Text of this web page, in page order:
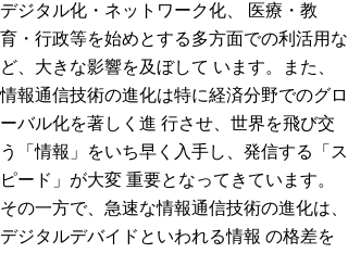
デジタル化・ネットワーク化、 医療・教
育・行政等を始めとする多方面での利活用な
ど、大きな影響を及ぼして います。また、
情報通信技術の進化は特に経済分野でのグロ
ーバル化を著しく進 行させ、世界を飛び交
う「情報」をいち早く入手し、発信する「ス
ピード」が大変 重要となってきています。
その一方で、急速な情報通信技術の進化は、
デジタルデバイドといわれる情報 の格差を